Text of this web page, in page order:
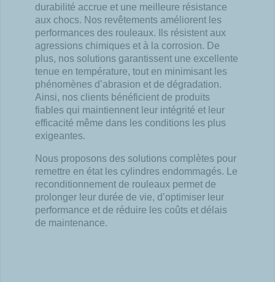
durabilité accrue et une meilleure résistance
aux chocs. Nos revêtements améliorent les
performances des rouleaux. Ils résistent aux
agressions chimiques et à la corrosion. De
plus, nos solutions garantissent une excellente
tenue en température, tout en minimisant les
phénomènes d’abrasion et de dégradation.
Ainsi, nos clients bénéficient de produits
fiables qui maintiennent leur intégrité et leur
efficacité même dans les conditions les plus
exigeantes.
Nous proposons des solutions complètes pour
remettre en état les cylindres endommagés. Le
reconditionnement de rouleaux permet de
prolonger leur durée de vie, d’optimiser leur
performance et de réduire les coûts et délais
de maintenance.